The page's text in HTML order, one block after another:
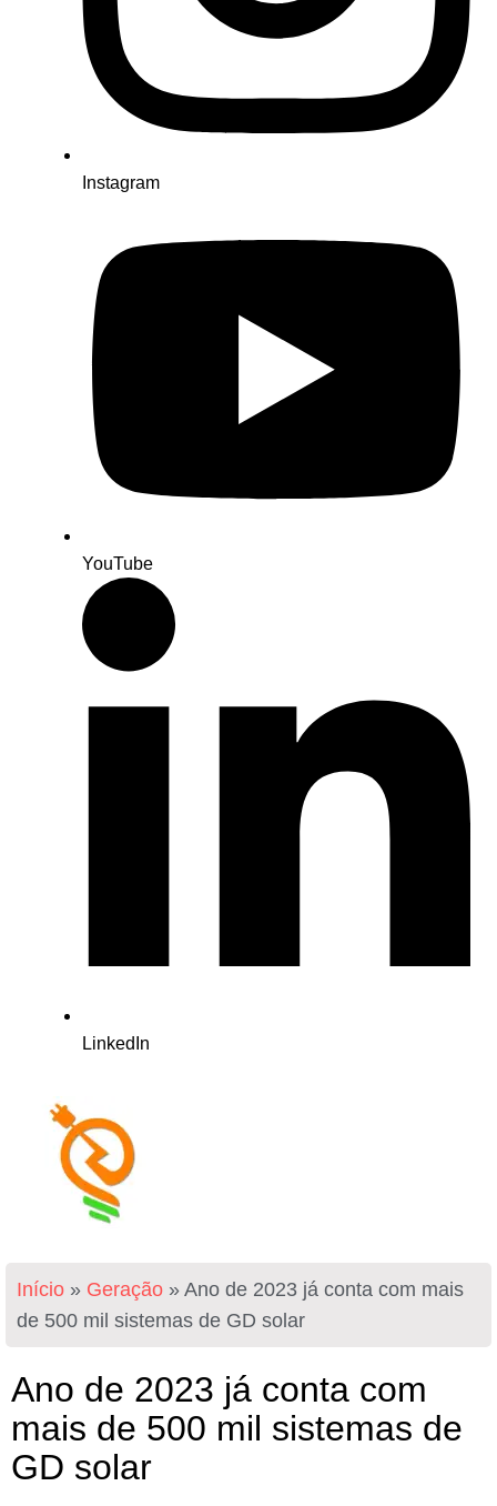
Instagram
YouTube
LinkedIn
Início » Geração » Ano de 2023 já conta com mais
de 500 mil sistemas de GD solar
Ano de 2023 já conta com
mais de 500 mil sistemas de
GD solar